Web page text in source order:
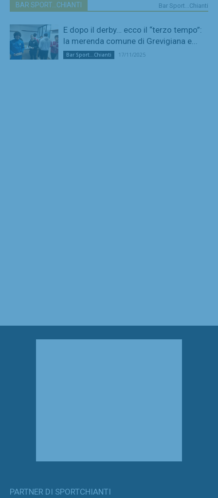
BAR SPORT...CHIANTI Bar Sport...Chianti
E dopo il derby… ecco il “terzo tempo”:
la merenda comune di Grevigiana e...
Bar Sport...Chianti 17/11/2025
PARTNER DI SPORTCHIANTI